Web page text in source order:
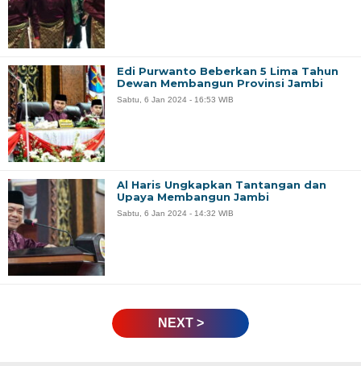
Edi Purwanto Beberkan 5 Lima Tahun
Dewan Membangun Provinsi Jambi
Sabtu, 6 Jan 2024 - 16:53 WIB
Al Haris Ungkapkan Tantangan dan
Upaya Membangun Jambi
Sabtu, 6 Jan 2024 - 14:32 WIB
NEXT >